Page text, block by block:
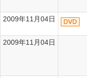
2009年11月04日
2009年11月04日
グル